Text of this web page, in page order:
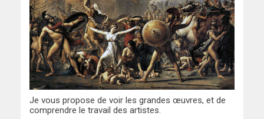
Je vous propose de voir les grandes œuvres, et de
comprendre le travail des artistes.